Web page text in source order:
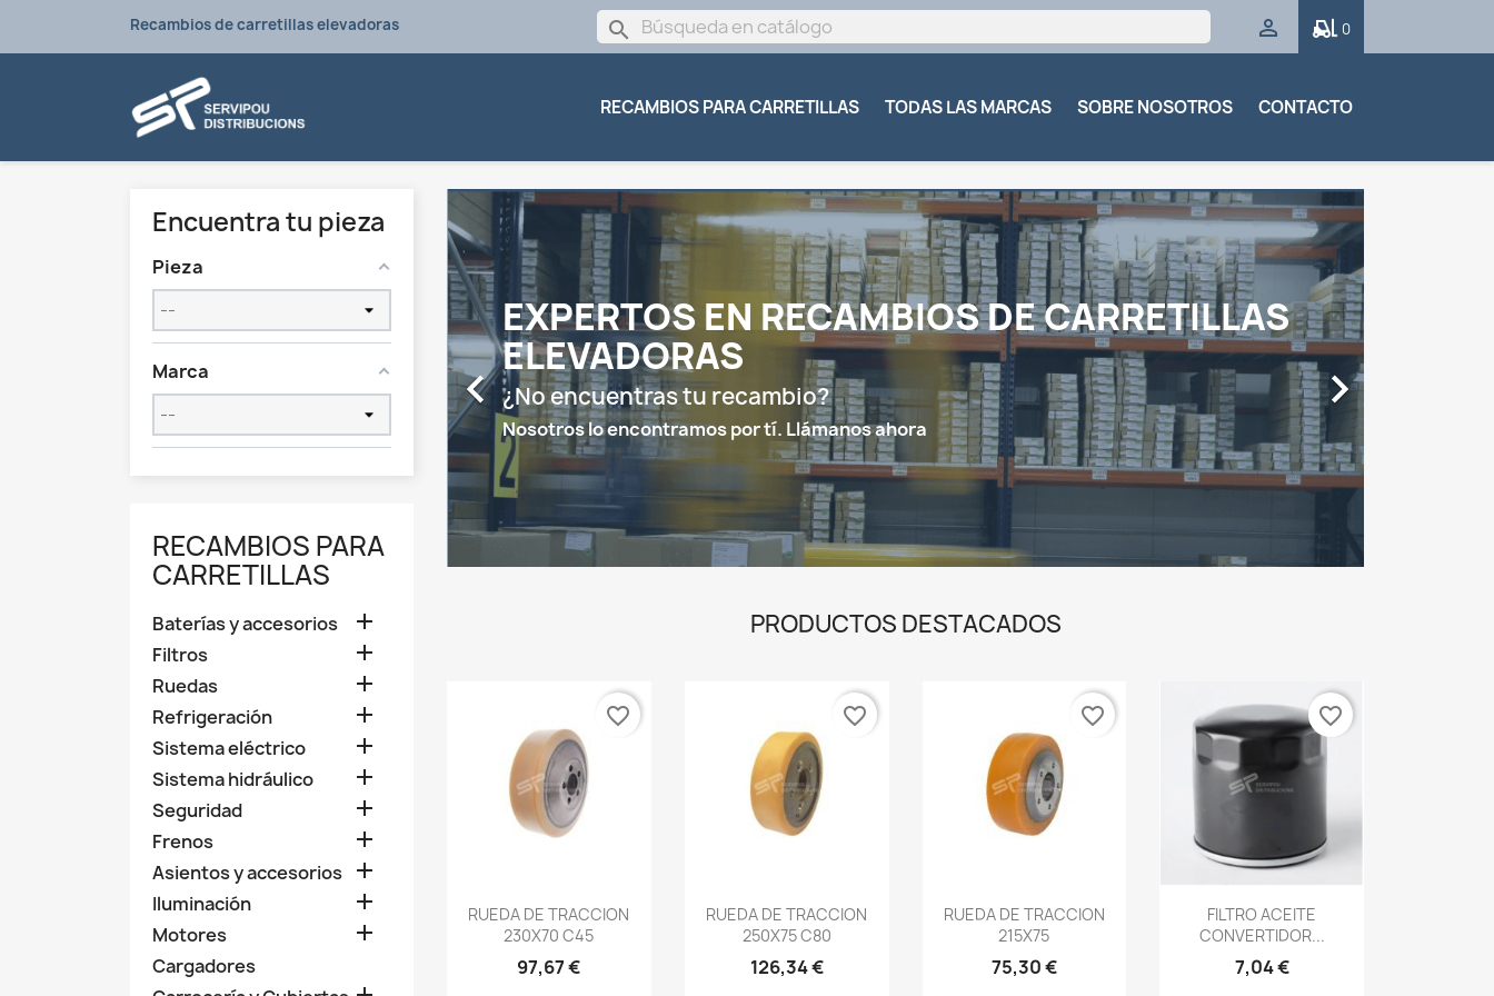
Recambios de carretillas elevadoras search  0
RECAMBIOS PARA CARRETILLAS TODAS LAS MARCAS SOBRE NOSOTROS CONTACTO
Encuentra tu pieza
Pieza
Marca
RECAMBIOS PARA
CARRETILLAS
Baterías y accesorios 
Filtros 
Ruedas 
Refrigeración 
Sistema eléctrico 
Sistema hidráulico 
Seguridad 
Frenos 
Asientos y accesorios 
Iluminación 
Motores 
Cargadores
EXPERTOS EN RECAMBIOS DE CARRETILLAS
ELEVADORAS
¿No encuentras tu recambio?
Nosotros lo encontramos por tí. Llámanos ahora
 
PRODUCTOS DESTACADOS
RUEDA DE TRACCION
230X70 C45
97,67 €
favorite_border
RUEDA DE TRACCION
250X75 C80
126,34 €
favorite_border
RUEDA DE TRACCION
215X75
75,30 €
favorite_border
FILTRO ACEITE
CONVERTIDOR...
7,04 €
favorite_border